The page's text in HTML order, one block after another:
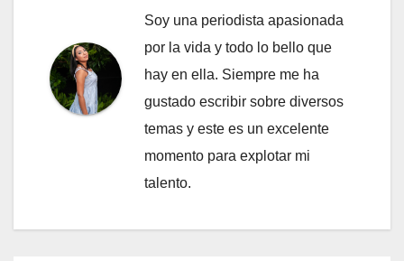
Soy una periodista apasionada
por la vida y todo lo bello que
hay en ella. Siempre me ha
gustado escribir sobre diversos
temas y este es un excelente
momento para explotar mi
talento.